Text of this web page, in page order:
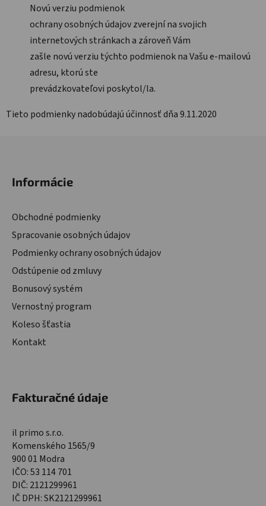
Novú verziu podmienok
ochrany osobných údajov zverejní na svojich
internetových stránkach a zároveň Vám
zašle novú verziu týchto podmienok na Vašu e-mailovú
adresu, ktorú ste
prevádzkovateľovi poskytol/la.
Tieto podmienky nadobúdajú účinnosť dňa 9.11.2020
Informácie
Obchodné podmienky
Spracovanie osobných údajov
Podmienky ochrany osobných údajov
Odstúpenie od zmluvy
Bonusový systém
Vernostný program
Koleso šťastia
Kontakt
Fakturačné údaje
il primo s.r.o.
Komenského 1565/9
900 01 Modra
IČO: 53 114 701
DIČ: 2121299961
IČ DPH: SK2121299961